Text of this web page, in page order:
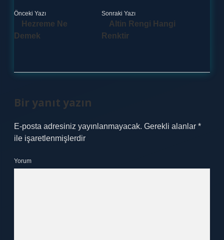
Önceki Yazı
Hezreme Ne
Demek
Sonraki Yazı
Altin Rengi Hangi
Renktir
Bir yanıt yazın
E-posta adresiniz yayınlanmayacak. Gerekli alanlar *
ile işaretlenmişlerdir
Yorum